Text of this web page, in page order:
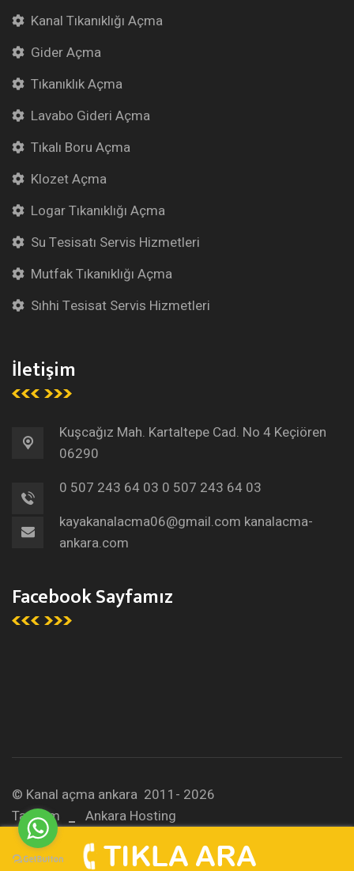
Kanal Tıkanıklığı Açma
Gider Açma
Tıkanıklık Açma
Lavabo Gideri Açma
Tıkalı Boru Açma
Klozet Açma
Logar Tıkanıklığı Açma
Su Tesisatı Servis Hizmetleri
Mutfak Tıkanıklığı Açma
Sıhhi Tesisat Servis Hizmetleri
İletişim
Kuşcağız Mah. Kartaltepe Cad. No 4 Keçiören
06290
0 507 243 64 03 0 507 243 64 03
kayakanalacma06@gmail.com kanalacma-
ankara.com
Facebook Sayfamız
© Kanal açma ankara 2011- 2026
Tasarım
Ankara Hosting
Oo